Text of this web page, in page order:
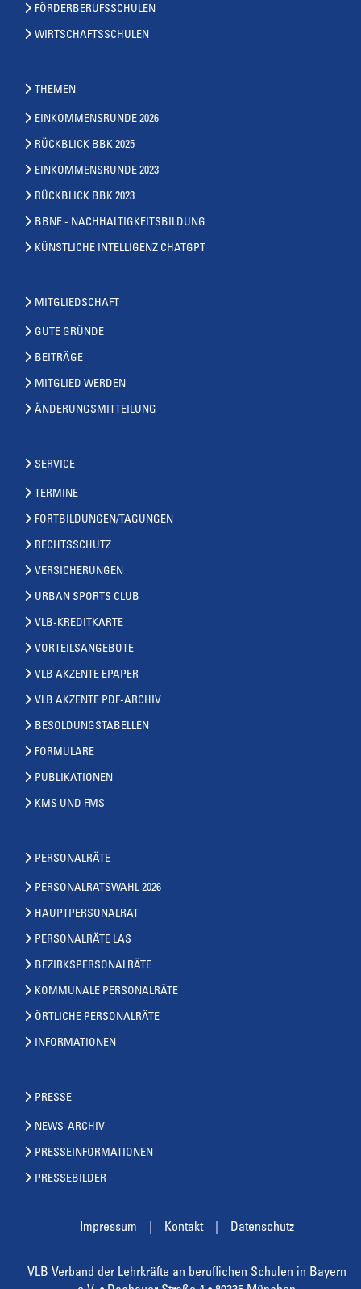
FÖRDERBERUFSSCHULEN
WIRTSCHAFTSSCHULEN
THEMEN
EINKOMMENSRUNDE 2026
RÜCKBLICK BBK 2025
EINKOMMENSRUNDE 2023
RÜCKBLICK BBK 2023
BBNE - NACHHALTIGKEITSBILDUNG
KÜNSTLICHE INTELLIGENZ CHATGPT
MITGLIEDSCHAFT
GUTE GRÜNDE
BEITRÄGE
MITGLIED WERDEN
ÄNDERUNGSMITTEILUNG
SERVICE
TERMINE
FORTBILDUNGEN/TAGUNGEN
RECHTSSCHUTZ
VERSICHERUNGEN
URBAN SPORTS CLUB
VLB-KREDITKARTE
VORTEILSANGEBOTE
VLB AKZENTE EPAPER
VLB AKZENTE PDF-ARCHIV
BESOLDUNGSTABELLEN
FORMULARE
PUBLIKATIONEN
KMS UND FMS
PERSONALRÄTE
PERSONALRATSWAHL 2026
HAUPTPERSONALRAT
PERSONALRÄTE LAS
BEZIRKSPERSONALRÄTE
KOMMUNALE PERSONALRÄTE
ÖRTLICHE PERSONALRÄTE
INFORMATIONEN
PRESSE
NEWS-ARCHIV
PRESSEINFORMATIONEN
PRESSEBILDER
Impressum Kontakt Datenschutz
VLB Verband der Lehrkräfte an beruflichen Schulen in Bayern